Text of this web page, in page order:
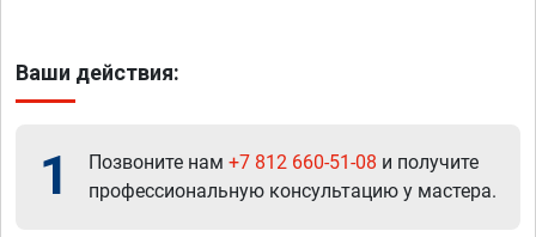
Ваши действия:
1 Позвоните нам +7 812 660-51-08 и получите
профессиональную консультацию у мастера.